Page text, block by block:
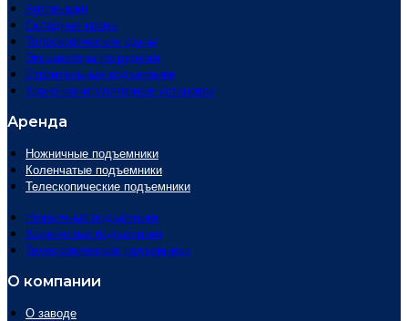
Автовышки
Складные краны
Телескопические краны
Экскаваторы погрузчики
Строительные подъемники
Крано-манипуляторные установки
Аренда
Ножничные подъемники
Коленчатые подъемники
Телескопические подъемники
Ножничные подъемники
Коленчатые подъемники
Телескопические подъемники
О компании
О заводе